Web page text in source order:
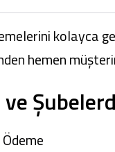
kolayca
hemen